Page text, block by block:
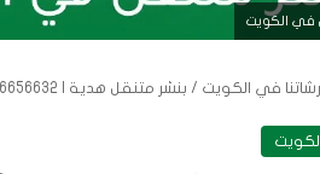
في الكويت
في الكويت / بنشر متنقل هدية | 56656632 | خدمة 24 ساعة